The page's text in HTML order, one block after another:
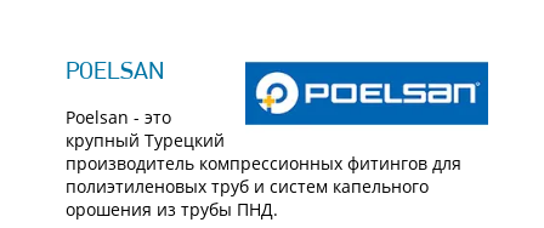
POELSAN
Poelsan - это
крупный Турецкий
производитель компрессионных фитингов для
полиэтиленовых труб и систем капельного
орошения из трубы ПНД.